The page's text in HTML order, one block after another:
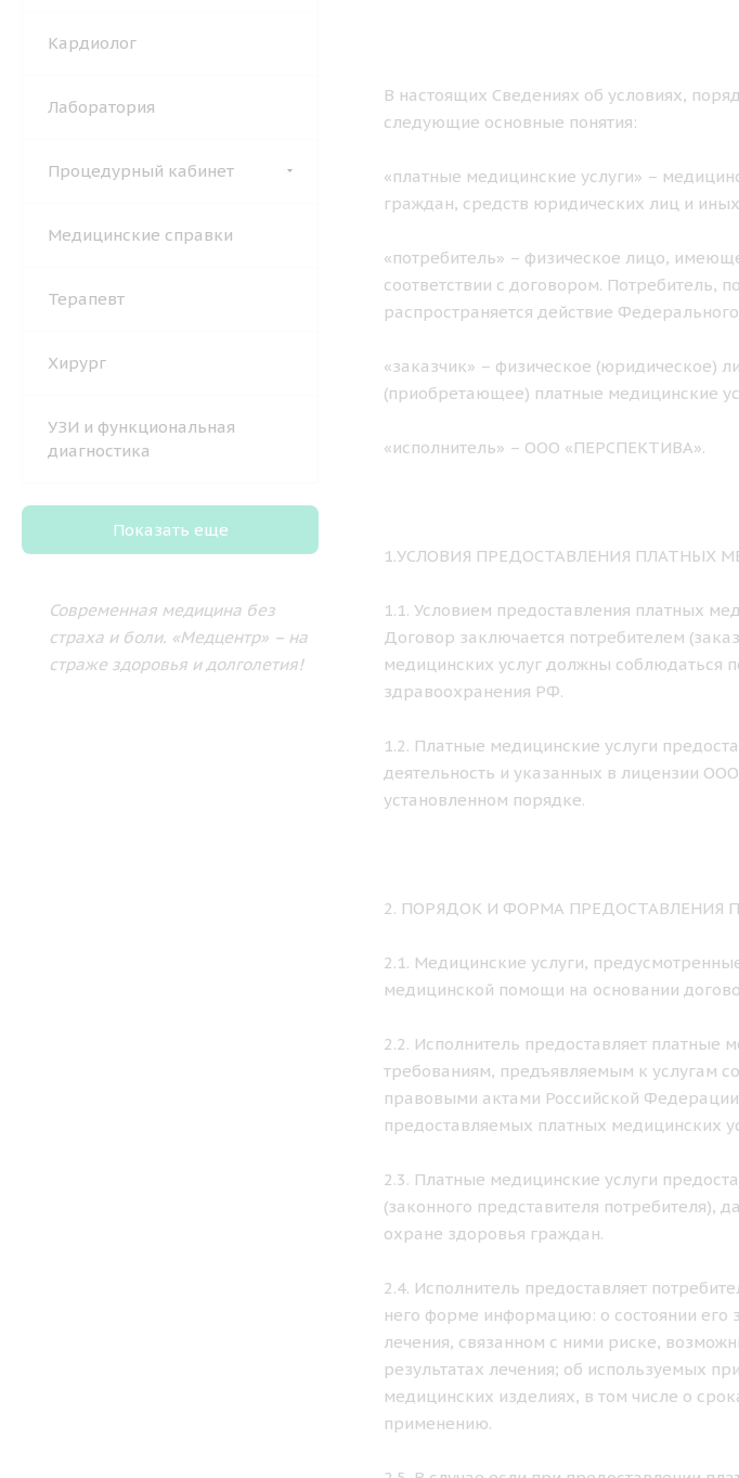
Кардиолог
Лаборатория
Процедурный кабинет
Медицинские справки
Терапевт
Хирург
УЗИ и функциональная
диагностика
Показать еще
Современная медицина без
страха и боли. «Медцентр» – на
страже здоровья и долголетия!
В настоящих Сведениях об условиях,
следующие основные понятия:
«платные медицинские услуги» –
граждан, средств юридических лиц и
«потребитель» – физическое лицо,
соответствии с договором. Потребитель,
распространяется действие
«заказчик» – физическое (юридическое)
(приобретающее) платные медицинские
«исполнитель» – ООО «ПЕРСПЕКТИВА».
1.УСЛОВИЯ ПРЕДОСТАВЛЕНИЯ ПЛАТНЫХ
1.1. Условием предоставления платных
Договор заключается потребителем
медицинских услуг должны соблюдаться
здравоохранения РФ.
1.2. Платные медицинские услуги
деятельность и указанных в лицензии
установленном порядке.
2. ПОРЯДОК И ФОРМА ПРЕДОСТАВЛЕНИЯ
2.1. Медицинские услуги,
медицинской помощи на основании
2.2. Исполнитель предоставляет платные
требованиям, предъявляемым к услугам
правовыми актами Российской
предоставляемых платных медицинских
2.3. Платные медицинские услуги
(законного представителя потребителя),
охране здоровья граждан.
2.4. Исполнитель предоставляет
него форме информацию: о состоянии его
лечения, связанном с ними риске,
результатах лечения; об используемых
медицинских изделиях, в том числе о
применению.